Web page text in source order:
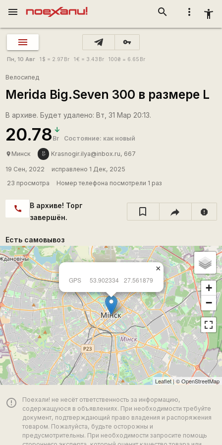
more_vert accessibility_new
search
menu
vpn_key
Пн, 10 Авг 1 $ = 2.97 Br 1€ = 3.43 Br 100₴ = 6.65 Br
Велосипед
Merida Big.Seven 300 в размере L
В архиве. Будет удалено: Вт, 31 Мар 20:13.
20.78 Br Состояние: как новый
place Минск Krasnogir.ilya@inbox.ru, 667
19 Сен, 2022
исправлено 1 Дек, 2025
23 просмотра
Номер телефона посмотрели 1 раз
call
В архиве! Торг
завершён.
report
Есть самовывоз
GPS 53.902334 27.561879
×
+
−
Leaflet| ©OpenStreetMap
error_outline
Поехали! не несёт ответственность за информацию,
содержащуюся в объявлениях. При необходимости требуйте
документ, подтверждающий право владения и распоряжения
товаром. Пожалуйста, будьте осторожны и
предусмотрительны. При необходимости запросите помощь